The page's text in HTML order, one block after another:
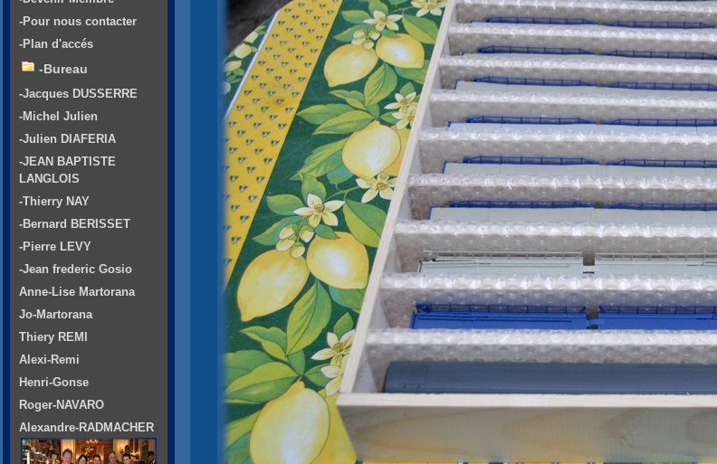
-Pour nous contacter
-Plan d'accés
-Bureau
-Jacques DUSSERRE
-Michel Julien
-Julien DIAFERIA
-JEAN BAPTISTE
LANGLOIS
-Thierry NAY
-Bernard BERISSET
-Pierre LEVY
-Jean frederic Gosio
Anne-Lise Martorana
Jo-Martorana
Thiery REMI
Alexi-Remi
Henri-Gonse
Roger-NAVARO
Alexandre-RADMACHER